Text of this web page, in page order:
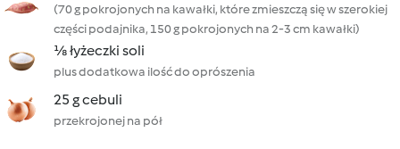
(70 g pokrojonych na kawałki, które zmieszczą się w szerokiej
części podajnika, 150 g pokrojonych na 2-3 cm kawałki)
⅛ łyżeczki soli
plus dodatkowa ilość do oprószenia
25 g cebuli
przekrojonej na pół